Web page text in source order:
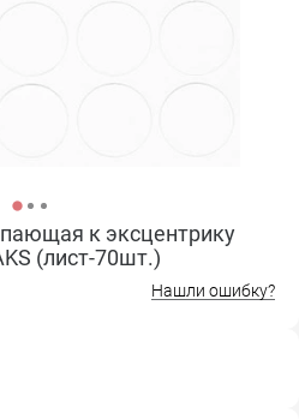
к эксцентрику
(лист-70шт.)
Нашли ошибку?